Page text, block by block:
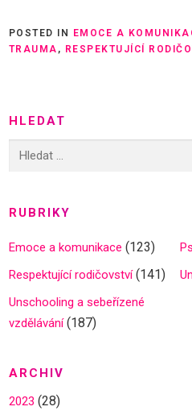
POSTED IN EMOCE A
TRAUMA , RESPEKTUJÍCÍ
HLEDAT
RUBRIKY
Emoce a komunikace (123)
Respektující rodičovství(141)
Unschooling a sebeřízené
vzdělávání(187)
ARCHIV
2023 (28)